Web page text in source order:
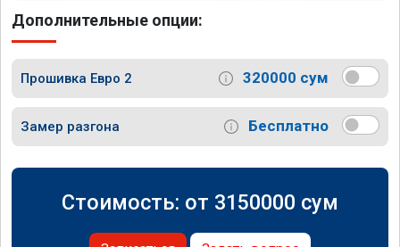
Дополнительные опции:
Прошивка Евро 2 320000 сум
Замер разгона Бесплатно
Стоимость: от 3150000 сум